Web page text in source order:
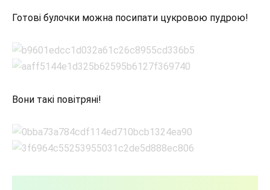
Готові булочки можна посипати цукровою пудрою!
Вони такі повітряні!